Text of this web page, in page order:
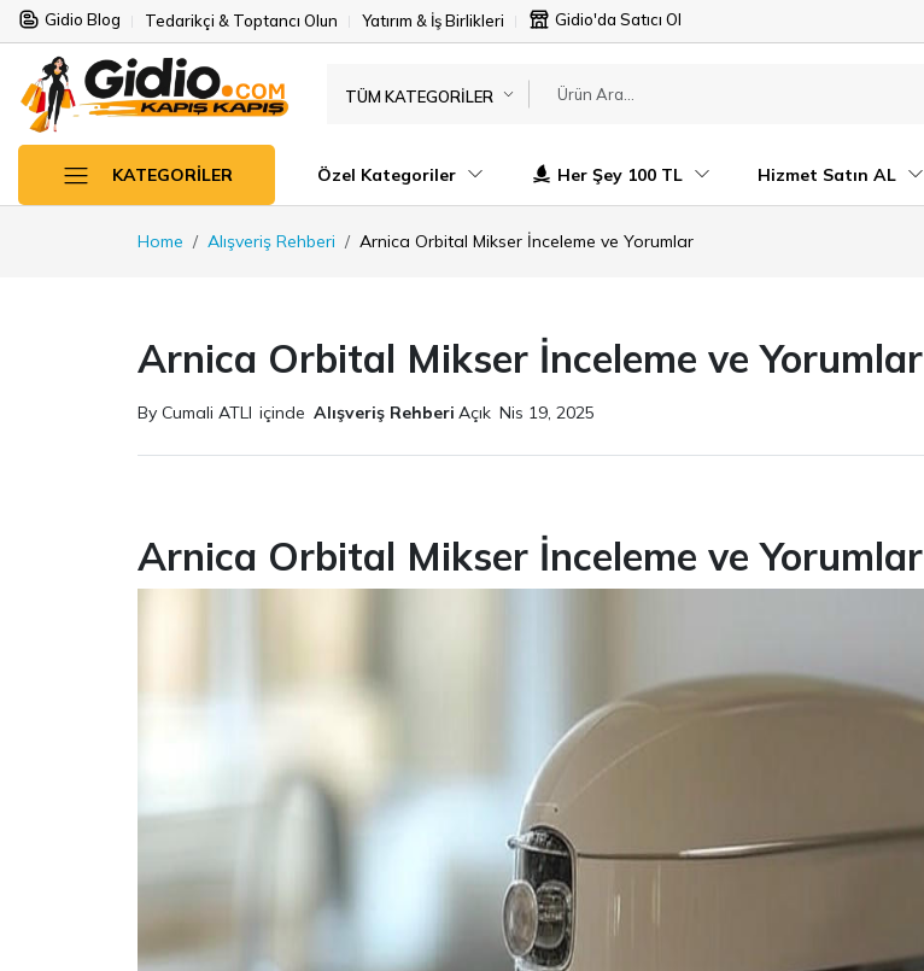
Gidio Blog Tedarikçi & Toptancı Olun Yatırım & İş Birlikleri Gidio'da Satıcı Ol
TÜM KATEGORILER
KATEGORILER Özel Kategoriler Her Şey 100 TL Hizmet Satın AL
Home Alışveriş Rehberi Arnica Orbital Mikser İnceleme ve Yorumlar
Arnica Orbital Mikser İnceleme ve Yorumlar
By Cumali ATLI içinde Alışveriş Rehberi Açık Nis 19, 2025
Arnica Orbital Mikser İnceleme ve Yorumlar